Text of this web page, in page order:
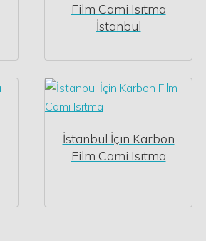
Film Cami Isıtma
İstanbul
İstanbul İçin Karbon
Film Cami Isıtma